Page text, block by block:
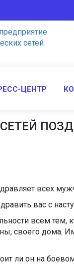
сетей
ЦЕНТР
всех
вас с
всем
своего
ли он на